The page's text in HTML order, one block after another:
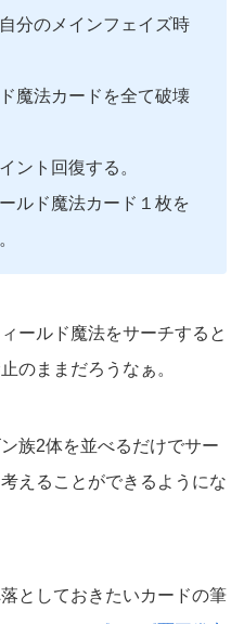
分のメインフェイズ時
魔法カードを全て破壊
ント回復する。
ルド魔法カード１枚を
ールド魔法をサーチすると
のままだろうなぁ。
族2体を並べるだけでサー
えることができるようにな
としておきたいカードの筆